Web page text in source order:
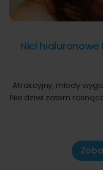
Nici
Atrakcyjny, młody
Nie dziwi zatem